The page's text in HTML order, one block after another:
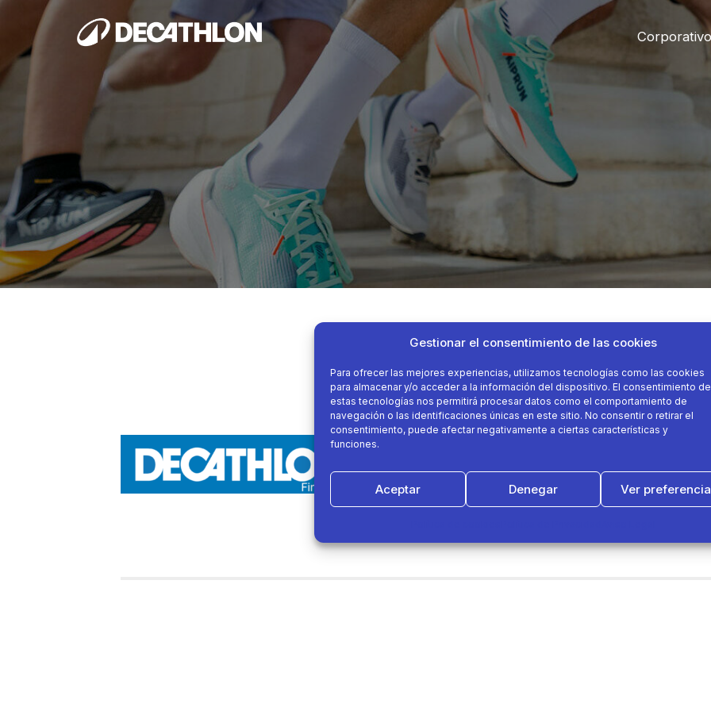
Gestionar el consentimiento de las cookies
Para ofrecer las mejores experiencias, utilizamos tecnologías como las cookies
para almacenar y/o acceder a la información del dispositivo. El consentimiento de
estas tecnologías nos permitirá procesar datos como el comportamiento de
navegación o las identificaciones únicas en este sitio. No consentir o retirar el
consentimiento, puede afectar negativamente a ciertas características y
funciones.
Aceptar Denegar Ver
Corporativo